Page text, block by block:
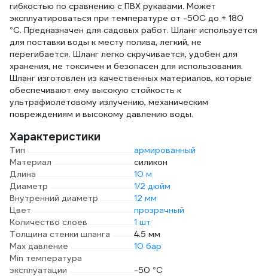
наконечник) DELI
134986
гибкостью по сравнению с ПВХ рукавами. Может
эксплуатироваться при температуре от -50С до + 180
°С. Предназначен для садовых работ. Шланг используется
для поставки воды к месту полива, легкий, не
перегибается. Шланг легко скручивается, удобен для
хранения, не токсичен и безопасен для использования.
Шланг изготовлен из качественных материалов, которые
обеспечивают ему высокую стойкость к
ультрафиолетовому излучению, механическим
повреждениям и высокому давлению воды.
Характеристики
Тип
армированный
Материал
силикон
Длина
10 м
Диаметр
1/2 дюйм
Внутренний диаметр
12 мм
Цвет
прозрачный
Количество слоев
1 шт
Толщина стенки шланга
4.5 мм
Max давление
10 бар
Min температура
эксплуатации
-50 °С